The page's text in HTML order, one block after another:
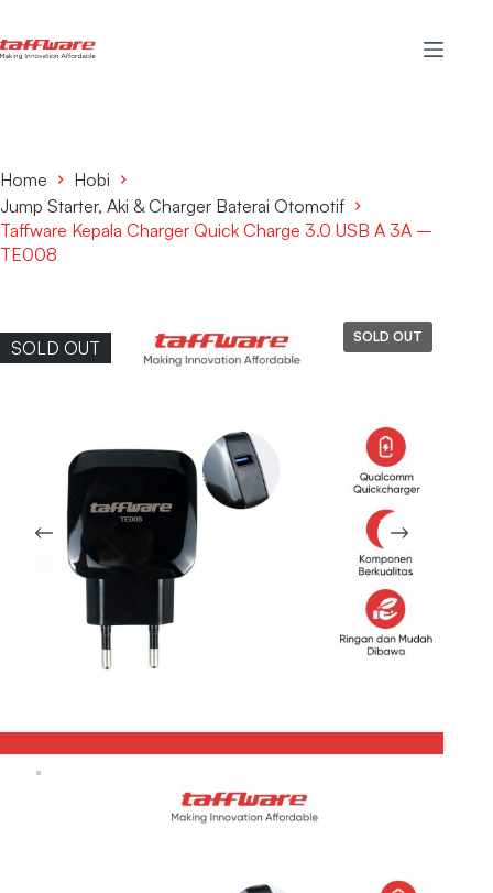
Home
Hobi
Jump Starter, Aki & Charger Baterai Otomotif
Taffware Kepala Charger Quick Charge 3.0 USB A 3A –
TE008
SOLD OUT
SOLD OUT